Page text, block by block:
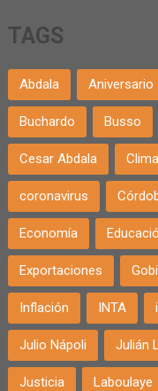
TAGS
Abdala Aniversario
Buchardo Busso
Cesar Abdala Clima
coronavirus
Economía
Exportaciones
Inflación INTA
Julio Nápoli Julián
Justicia Laboulaye